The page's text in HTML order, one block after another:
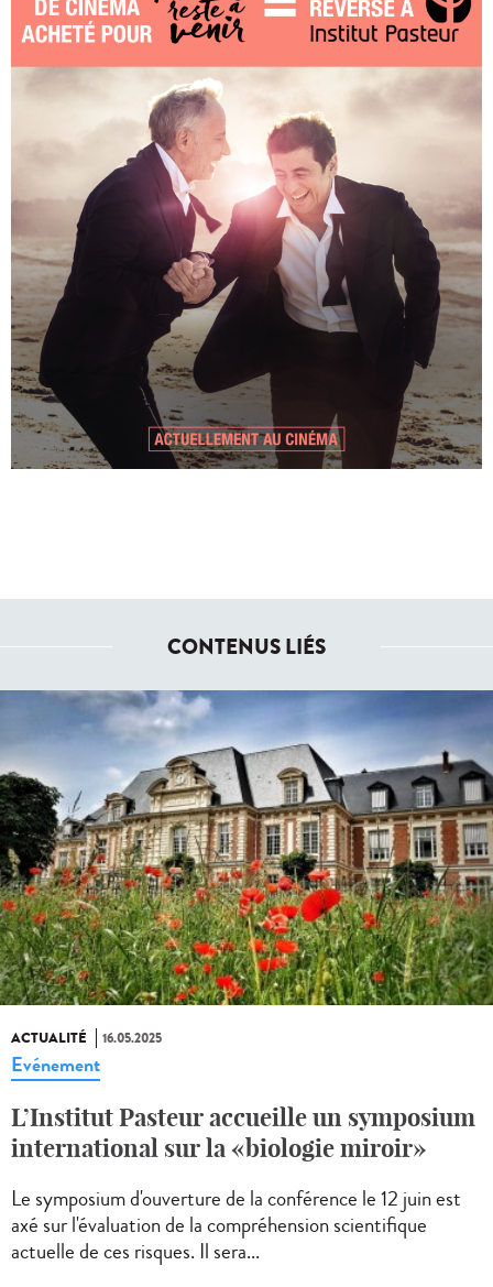
CONTENUS LIÉS
ACTUALITÉ 16.05.2025
Evénement
L’Institut Pasteur accueille un symposium
international sur la «biologie miroir»
Le symposium d'ouverture de la conférence le 12 juin est
axé sur l'évaluation de la compréhension scientifique
actuelle de ces risques. Il sera...